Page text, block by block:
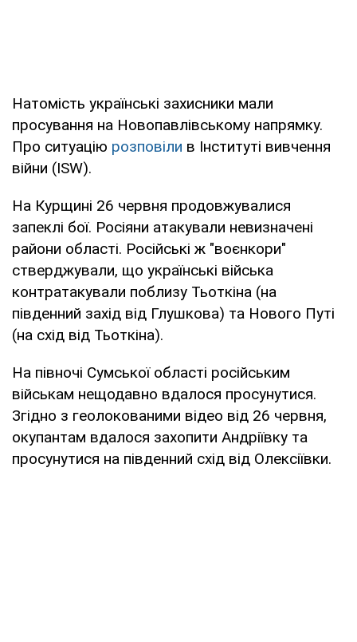
Натомість українські захисники мали
просування на Новопавлівському напрямку.
Про ситуацію розповіли в Інституті вивчення
війни (ISW).
На Курщині 26 червня продовжувалися
запеклі бої. Росіяни атакували невизначені
райони області. Російські ж "воєнкори"
стверджували, що українські війська
контратакували поблизу Тьоткіна (на
південний захід від Глушкова) та Нового Путі
(на схід від Тьоткіна).
На півночі Сумської області російським
військам нещодавно вдалося просунутися.
Згідно з геолокованими відео від 26 червня,
окупантам вдалося захопити Андріївку та
просунутися на південний схід від Олексіївки.